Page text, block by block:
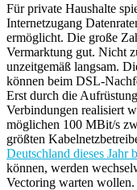
Für private Haushalte
Internetzugang
ermöglicht. Die große
Vermarktung gut. Nicht
unzeitgemäß langsam.
können beim DSL-
Erst durch die
Verbindungen realisiert
möglichen 100 MBit/s
größten
Deutschland dieses Jahr
können, werden
Vectoring warten wollen.